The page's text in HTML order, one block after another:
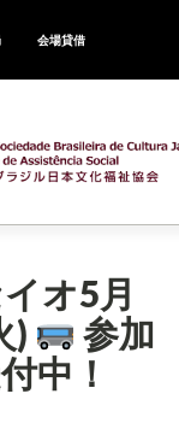
会場貸借
オ5月
)
参加
中！